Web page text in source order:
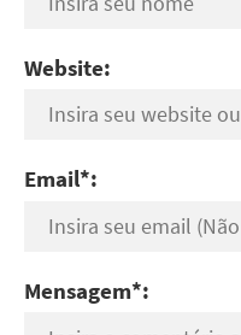
Website:
Email*:
Mensagem*: